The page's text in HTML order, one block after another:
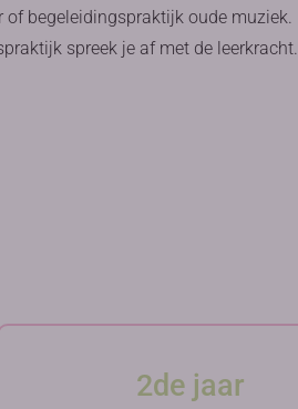
begeleidingspraktijk oude muziek.
spreek je af met de leerkracht.
2de jaar